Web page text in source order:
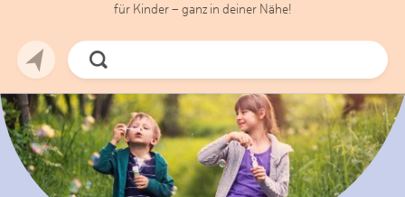
für Kinder – ganz in deiner Nähe!
Jetzt
Suchen